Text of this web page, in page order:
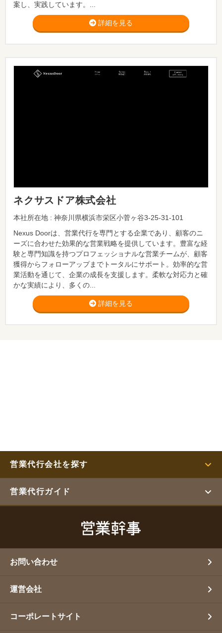
案し、実践しています。...
詳細を見る
ネクサスドア株式会社
本社所在地 : 神奈川県横浜市栄区小菅ヶ谷3-25-31-101
Nexus Doorは、営業代行を専門とする企業であり、顧客のニ
ーズに合わせた効果的な営業戦略を提供しています。豊富な経
験と専門知識を持つプロフェッショナルな営業チームが、顧客
獲得からフォローアップまでトータルにサポート。効率的な営
業活動を通じて、企業の成長を支援します。柔軟な対応力と確
かな実績により、多くの...
詳細を見る
営業代行会社を探す
営業代行ガイド
お問い合わせ
運営会社
コーポレートサイト